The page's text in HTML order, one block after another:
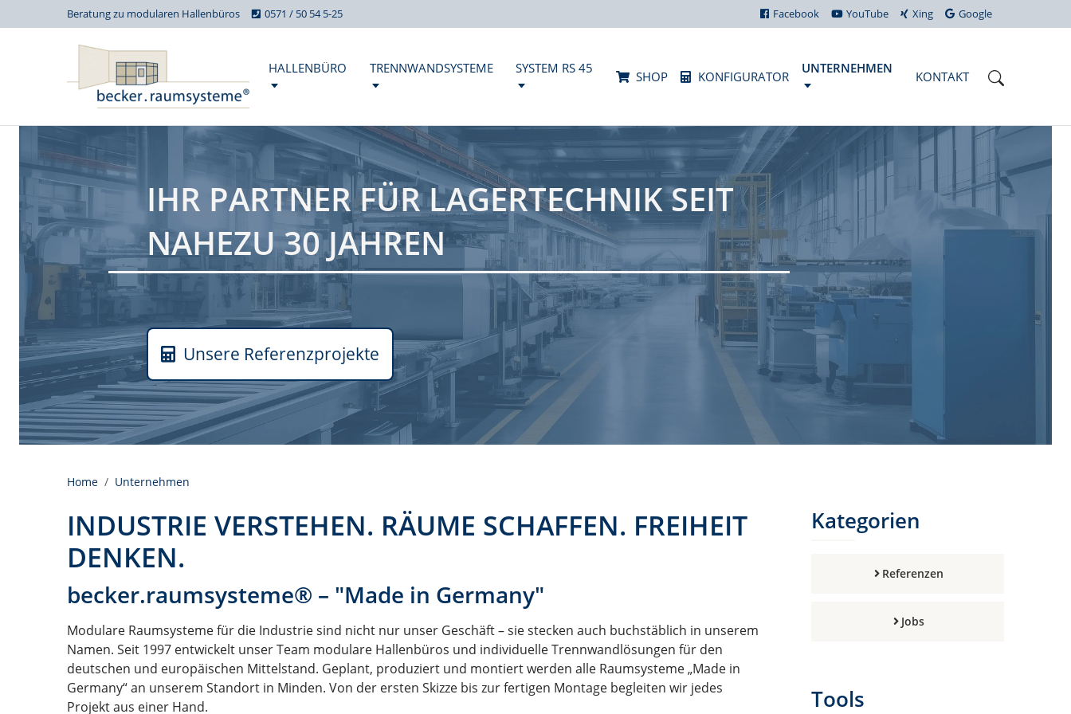
Beratung zu modularen Hallenbüros 0571 / 50 54 5-25 Facebook YouTube Xing Google
HALLENBÜRO TRENNWANDSYSTEME SYSTEM RS 45
SHOP KONFIGURATOR
UNTERNEHMEN
KONTAKT
IHR PARTNER FÜR LAGERTECHNIK SEIT
NAHEZU 30 JAHREN
Unsere Referenzprojekte
Home Unternehmen
INDUSTRIE VERSTEHEN. RÄUME SCHAFFEN. FREIHEIT
DENKEN.
becker.raumsysteme® – "Made in Germany"
Modulare Raumsysteme für die Industrie sind nicht nur unser Geschäft – sie stecken auch buchstäblich in unserem
Namen. Seit 1997 entwickelt unser Team modulare Hallenbüros und individuelle Trennwandlösungen für den
deutschen und europäischen Mittelstand. Geplant, produziert und montiert werden alle Raumsysteme „Made in
Germany“ an unserem Standort in Minden. Von der ersten Skizze bis zur fertigen Montage begleiten wir jedes
Projekt aus einer Hand.
Kategorien
Referenzen
Jobs
Tools